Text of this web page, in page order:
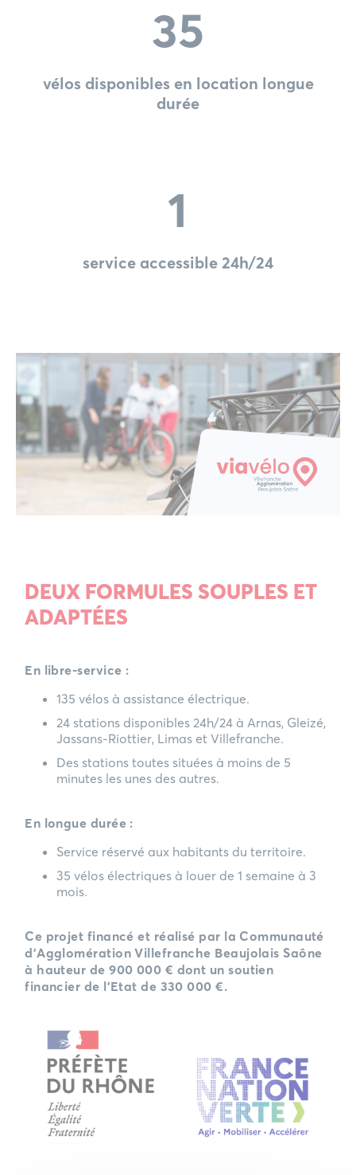
35
vélos disponibles en location longue
durée
1
service accessible 24h/24
DEUX FORMULES SOUPLES ET
ADAPTÉES
En libre-service :
135 vélos à assistance électrique.
24 stations disponibles 24h/24 à Arnas, Gleizé,
Jassans-Riottier, Limas et Villefranche.
Des stations toutes situées à moins de 5
minutes les unes des autres.
En longue durée :
Service réservé aux habitants du territoire.
35 vélos électriques à louer de 1 semaine à 3
mois.
Ce projet financé et réalisé par la Communauté
d’Agglomération Villefranche Beaujolais Saône
à hauteur de 900 000 € dont un soutien
financier de l’Etat de 330 000 €.